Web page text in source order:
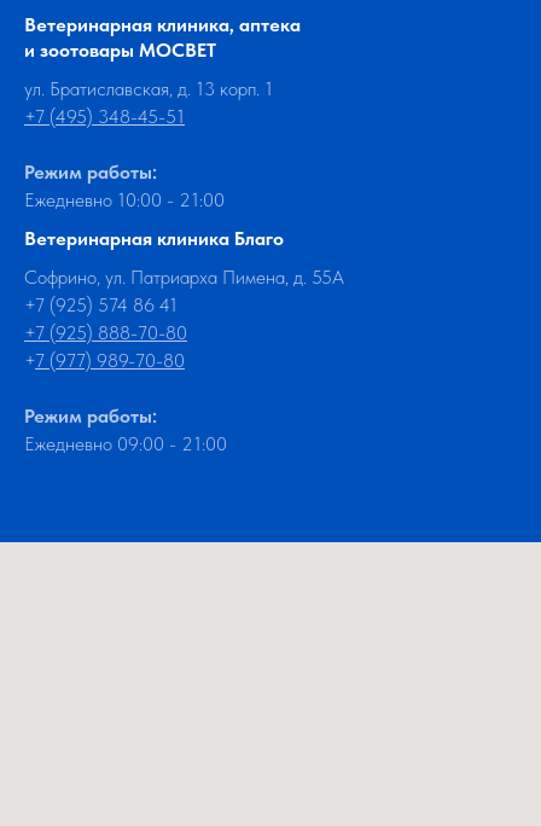
Ветеринарная клиника, аптека
и зоотовары МОСВЕТ
ул. Братиславская, д. 13 корп. 1
+7 (495) 348-45-51
Режим работы:
Ежедневно 10:00 - 21:00
Ветеринарная клиника Благо
Софрино, ул. Патриарха Пимена, д. 55А
+7 (925) 574 86 41
+7 (925) 888-70-80
+7 (977) 989-70-80
Режим работы:
Ежедневно 09:00 - 21:00